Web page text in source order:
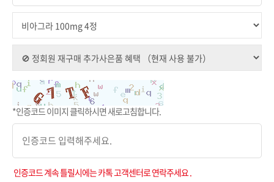
*인증코드 이미지 클릭하시면 새로고침합니다.
인증코드 계속 틀릴시에는 카톡 고객센터로 연락주세요 .